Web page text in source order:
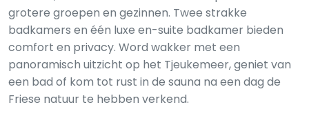
grotere groepen en gezinnen. Twee strakke
badkamers en één luxe en-suite badkamer bieden
comfort en privacy. Word wakker met een
panoramisch uitzicht op het Tjeukemeer, geniet van
een bad of kom tot rust in de sauna na een dag de
Friese natuur te hebben verkend.